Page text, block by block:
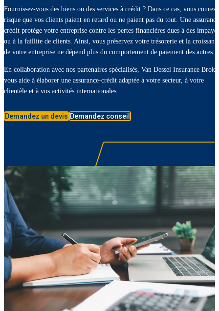
Fournissez-vous des biens ou des services à crédit ? Dans ce cas, vous courez
risque que vos clients paient en retard ou ne paient pas du tout. Une
crédit protège votre entreprise contre les pertes financières dues à des impayés
ou à la faillite de clients. Ainsi, vous préservez votre trésorerie et la
de votre entreprise ne dépend plus du comportement de paiement des autres.
En collaboration avec nos partenaires spécialisés, Van Dessel Insurance
vous aide à élaborer une assurance-crédit adaptée à votre secteur, à votre
clientèle et à vos activités internationales.
Demandez un devis Demandez conseil